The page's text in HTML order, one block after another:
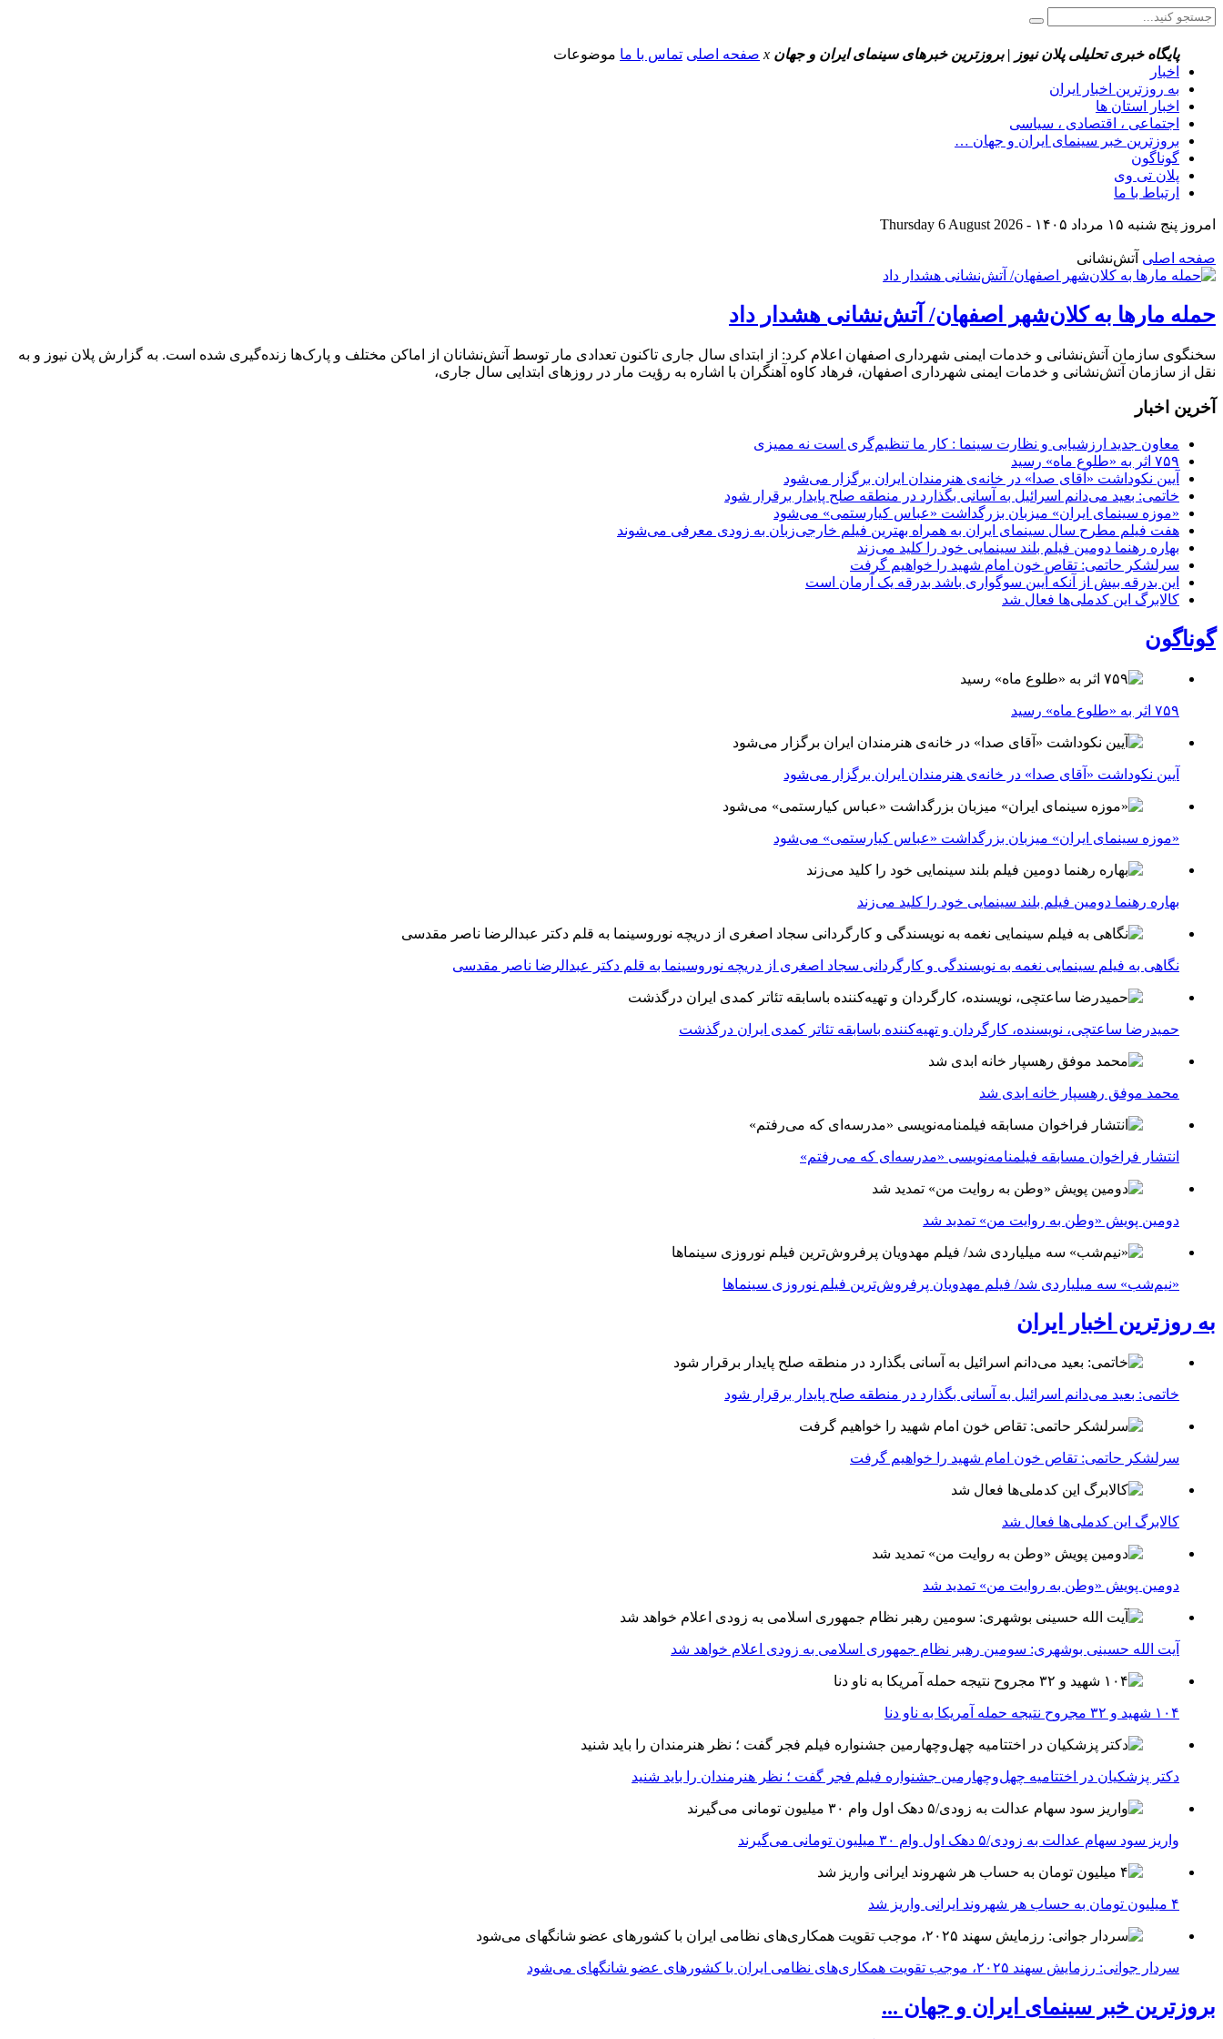
پایگاه خبری تحلیلی پلان نیوز | بروزترین خبرهای سینمای ایران و جهان x صفحه اصلی تماس با ما موضوعات
اخبار
به روزترین اخبار ایران
اخبار استان ها
اجتماعی ، اقتصادی ، سیاسی
بروزترین خبر سینمای ایران و جهان …
گوناگون
پلان تی وی
ارتباط با ما
امروز پنج شنبه ۱۵ مرداد ۱۴۰۵ - Thursday 6 August 2026
صفحه اصلی آتش‌نشانی
حمله مارها به کلان‌شهر اصفهان/ آتش‌نشانی هشدار داد
سخنگوی سازمان آتش‌نشانی و خدمات ایمنی شهرداری اصفهان اعلام کرد: از ابتدای سال جاری تاکنون تعدادی مار توسط آتش‌نشانان از اماکن مختلف و پارک‌ها زنده‌گیری شده است. به گزارش پلان نیوز و به
نقل از سازمان آتش‌نشانی و خدمات ایمنی شهرداری اصفهان، فرهاد کاوه آهنگران با اشاره به رؤیت مار در روزهای ابتدایی سال جاری،
آخرین اخبار
معاون جدید ارزشیابی و نظارت سینما : کار ما تنظیم‌گری است نه ممیزی
۷۵۹ اثر به «طلوع ماه» رسید
آیین نکوداشت «آقای صدا» در خانه‌ی هنرمندان ایران برگزار می‌شود
خاتمی: بعید می‌دانم اسرائیل به آسانی بگذارد در منطقه صلح پایدار برقرار شود
«موزه سینمای ایران» میزبان بزرگداشت «عباس کیارستمی» می‌شود
هفت فیلم مطرح سال سینمای ایران به همراه بهترین فیلم خارجی‌زبان به زودی معرفی می‌شوند
بهاره رهنما دومین فیلم بلند سینمایی خود را کلید می‌زند
سرلشکر حاتمی: تقاص خون امام شهید را خواهیم گرفت
این بدرقه بیش از آنکه آیین سوگواری باشد بدرقه یک آرمان است
کالابرگ این کدملی‌ها فعال شد
گوناگون
۷۵۹ اثر به «طلوع ماه» رسید
آیین نکوداشت «آقای صدا» در خانه‌ی هنرمندان ایران برگزار می‌شود
«موزه سینمای ایران» میزبان بزرگداشت «عباس کیارستمی» می‌شود
بهاره رهنما دومین فیلم بلند سینمایی خود را کلید می‌زند
نگاهی به فیلم سینمایی نغمه به نویسندگی و کارگردانی سجاد اصغری از دریچه نوروسینما به قلم دکتر عبدالرضا ناصر مقدسی
حمیدرضا ساعتچی، نویسنده، کارگردان و تهیه‌کننده باسابقه تئاتر کمدی ایران درگذشت
محمد موفق رهسپار خانه ابدی شد
انتشار فراخوان مسابقه فیلمنامه‌نویسی «مدرسه‌ای که می‌رفتم»
دومین پویش «وطن به روایت من» تمدید شد
«نیم‌شب» سه میلیاردی شد/ فیلم مهدویان پرفروش‌ترین فیلم نوروزی سینماها
به روزترین اخبار ایران
خاتمی: بعید می‌دانم اسرائیل به آسانی بگذارد در منطقه صلح پایدار برقرار شود
سرلشکر حاتمی: تقاص خون امام شهید را خواهیم گرفت
کالابرگ این کدملی‌ها فعال شد
دومین پویش «وطن به روایت من» تمدید شد
آیت الله حسینی بوشهری: سومین رهبر نظام جمهوری اسلامی به زودی اعلام خواهد شد
۱۰۴ شهید و ۳۲ مجروح نتیجه حمله آمریکا به ناو دنا
دکتر پزشکیان در اختتامیه چهل‌وچهارمین جشنواره فیلم فجر گفت ؛ نظر هنرمندان را باید شنید
واریز سود سهام عدالت به زودی/۵ دهک اول وام ۳۰ میلیون تومانی می‌گیرند
۴ میلیون تومان به حساب هر شهروند ایرانی واریز شد
سردار جوانی: رزمایش سهند ۲۰۲۵، موجب تقویت همکاری‌های نظامی ایران با کشور‌های عضو شانگهای می‌شود
بروزترین خبر سینمای ایران و جهان ...